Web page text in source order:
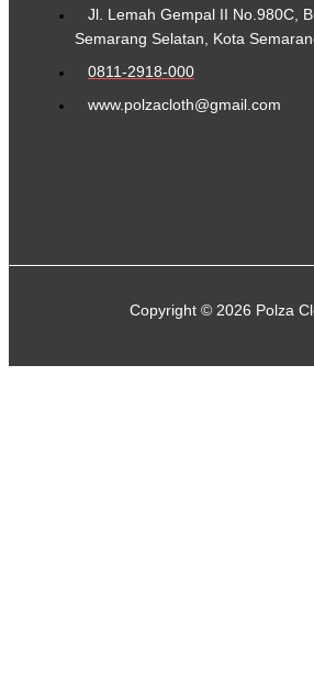
Jl. Lemah Gempal II No.980C,
Semarang Selatan, Kota
0811-2918-000
www.polzacloth@gmail.com
Copyright © 2026 Polza